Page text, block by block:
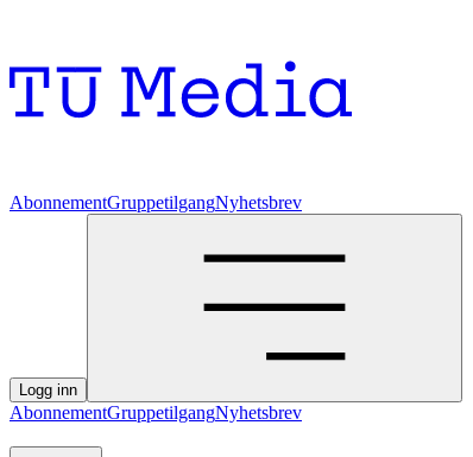
AbonnementGruppetilgangNyhetsbrev
Logg inn
AbonnementGruppetilgangNyhetsbrev